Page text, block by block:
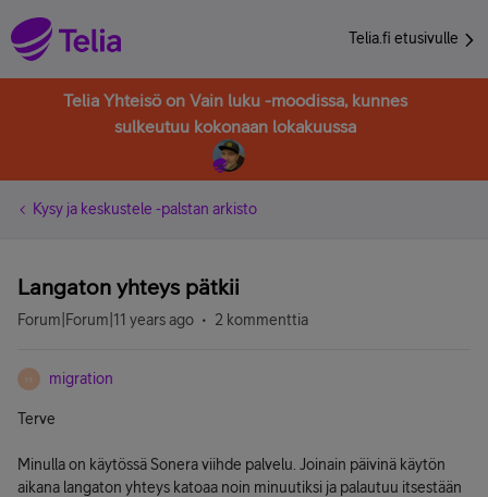
Telia.fi etusivulle
Telia Yhteisö on Vain luku -moodissa, kunnes
sulkeutuu kokonaan lokakuussa
Kysy ja keskustele -palstan arkisto
Langaton yhteys pätkii
Forum|Forum|11 years ago 2 kommenttia
M migration
Terve
Minulla on käytössä Sonera viihde palvelu. Joinain päivinä käytön
aikana langaton yhteys katoaa noin minuutiksi ja palautuu itsestään